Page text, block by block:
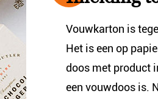
Vouwkarton is
Het is een op
doos met product
een vouwdoos is.